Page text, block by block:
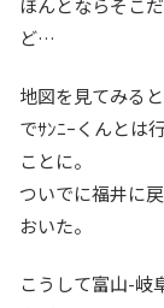
ほんとならそこ
ど…
地図を見てみる
でｻﾝﾆｰくんとは
ことに。
ついでに福井に
おいた。
こうして富山-岐